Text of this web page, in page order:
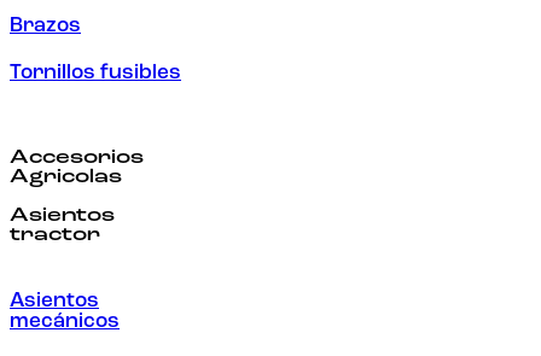
Brazos
Tornillos fusibles
Accesorios
Agricolas
Asientos
tractor
Asientos
mecánicos